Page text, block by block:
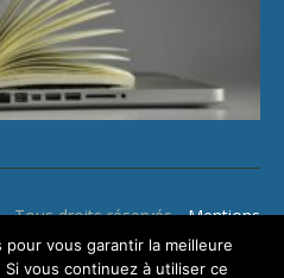
Tous droits réservés -Mentions
vous garantir la meilleure
vous continuez à utiliser ce